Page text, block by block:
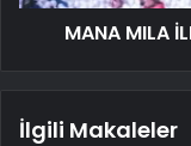
MANA MILA
İlgili Makaleler